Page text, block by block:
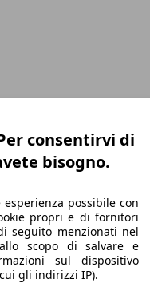
consentirvi di
bisogno.
possibile con
propri e di fornitori
seguito menzionati nel
scopo di salvare e
sul dispositivo
gli indirizzi IP).